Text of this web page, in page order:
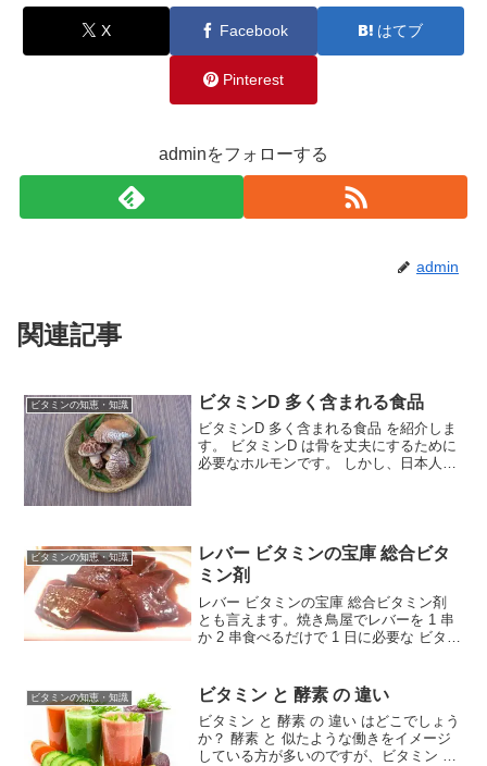
X Facebook はてブ
Pinterest
adminをフォローする
admin
関連記事
ビタミンの知恵・知識 ビタミンD 多く含まれる食品
ビタミンD 多く含まれる食品 を紹介しま
す。 ビタミンD は骨を丈夫にするために
必要なホルモンです。 しかし、日本人の
ビタミンの知恵・知識
レバー ビタミンの宝庫 総合ビタ
ミン剤
レバー ビタミンの宝庫 総合ビタミン剤
とも言えます。焼き鳥屋でレバーを 1 串
か 2 串食べるだけで 1 日に必要な ビタミ
すが、鶏レバーはこの３種類の中でも...
ビタミンの知恵・知識 ビタミン と 酵素 の 違い
ビタミン と 酵素 の 違い はどこでしょう
か？ 酵素 と 似たような働きをイメージ
している方が多いのですが、ビタミン と